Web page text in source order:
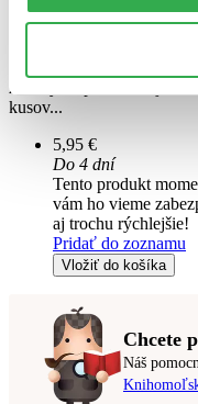
Paperblanks - sada 4
EN
značky. V ponuke nájdete
kusov...
5,95 €
Do 4 dní
Tento produkt
vám ho vieme
aj trochu rýchlejšie!
Pridať do zoznamu
Vložiť do košíka
Chcete
Náš